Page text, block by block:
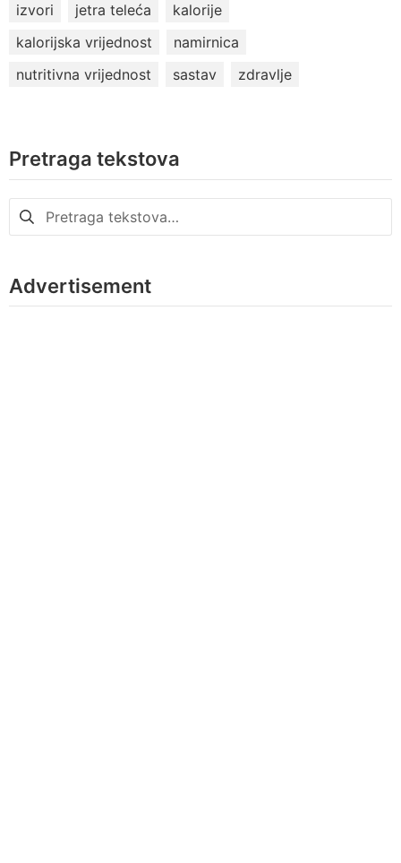
izvori
jetra teleća
kalorije
kalorijska vrijednost
namirnica
nutritivna vrijednost
sastav zdravlje
Pretraga tekstova
Pretraga
za:
Advertisement